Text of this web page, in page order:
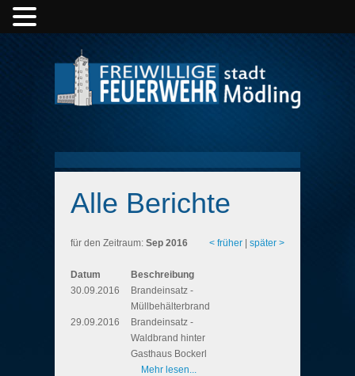
Alle Berichte
< früher später >
für den Zeitraum: Sep 2016
Datum
Beschreibung
30.09.2016
Brandeinsatz -
Müllbehälterbrand
29.09.2016
Brandeinsatz -
Waldbrand hinter
Gasthaus Bockerl
Mehr lesen...